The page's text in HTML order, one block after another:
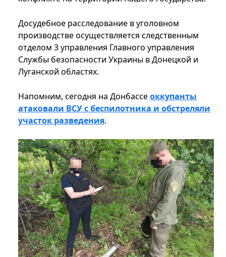
Досудебное расследование в уголовном
производстве осуществляется следственным
отделом 3 управления Главного управления
Службы безопасности Украины в Донецкой и
Луганской областях.
Напомним, сегодня на Донбассеоккупанты
атаковали ВСУ с беспилотника и обстреляли
участок разведения.